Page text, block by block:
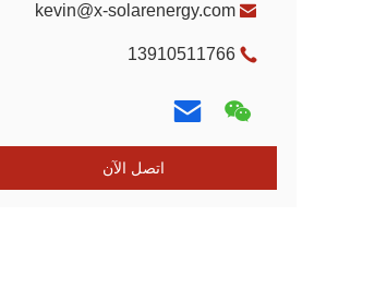
kevin@x-solarenergy.com
13910511766
اتصل الآن